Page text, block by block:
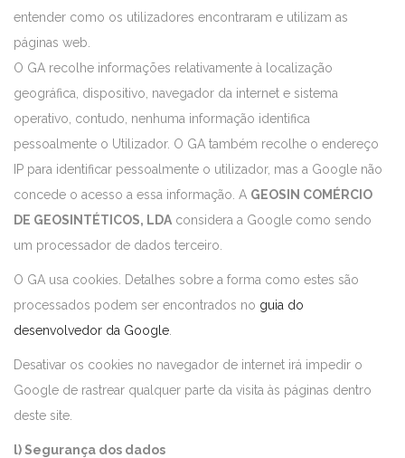
entender como os utilizadores encontraram e utilizam as
páginas web.
O GA recolhe informações relativamente à localização
geográfica, dispositivo, navegador da internet e sistema
operativo, contudo, nenhuma informação identifica
pessoalmente o Utilizador. O GA também recolhe o endereço
IP para identificar pessoalmente o utilizador, mas a Google não
concede o acesso a essa informação. A GEOSIN COMÉRCIO
DE GEOSINTÉTICOS, LDA considera a Google como sendo
um processador de dados terceiro.
O GA usa cookies. Detalhes sobre a forma como estes são
processados podem ser encontrados no guia do
desenvolvedor da Google
Desativar os cookies no navegador de internet irá impedir o
Google de rastrear qualquer parte da visita às páginas dentro
deste site.
l) Segurança dos dados